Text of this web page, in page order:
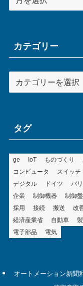
ー
ブカテゴリー
テ
ータグ
ge IoT ものづくり
コンピュータ
スイッチ
デジタル
ドイツ バリ
企業
制御機器 制御盤
採用
接続 搬送 改
経済産業省
自動車
電子部品
電気
オートメーション新聞